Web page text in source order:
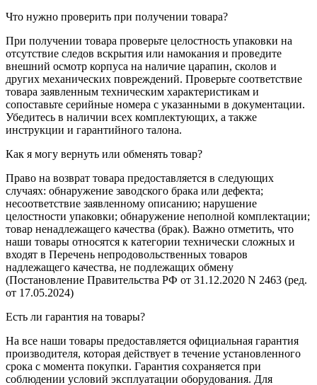
Что нужно проверить при получении товара?
При получении товара проверьте целостность упаковки на
отсутствие следов вскрытия или намокания и проведите
внешний осмотр корпуса на наличие царапин, сколов и
других механических повреждений. Проверьте соответствие
товара заявленным техническим характеристикам и
сопоставьте серийные номера с указанными в документации.
Убедитесь в наличии всех комплектующих, а также
инструкции и гарантийного талона.
Как я могу вернуть или обменять товар?
Право на возврат товара предоставляется в следующих
случаях: обнаружение заводского брака или дефекта;
несоответствие заявленному описанию; нарушение
целостности упаковки; обнаружение неполной комплектации;
товар ненадлежащего качества (брак). Важно отметить, что
наши товары относятся к категории технически сложных и
входят в Перечень непродовольственных товаров
надлежащего качества, не подлежащих обмену
(Постановление Правительства РФ от 31.12.2020 N 2463 (ред.
от 17.05.2024)
Есть ли гарантия на товары?
На все наши товары предоставляется официальная гарантия
производителя, которая действует в течение установленного
срока с момента покупки. Гарантия сохраняется при
соблюдении условий эксплуатации оборудования. Для